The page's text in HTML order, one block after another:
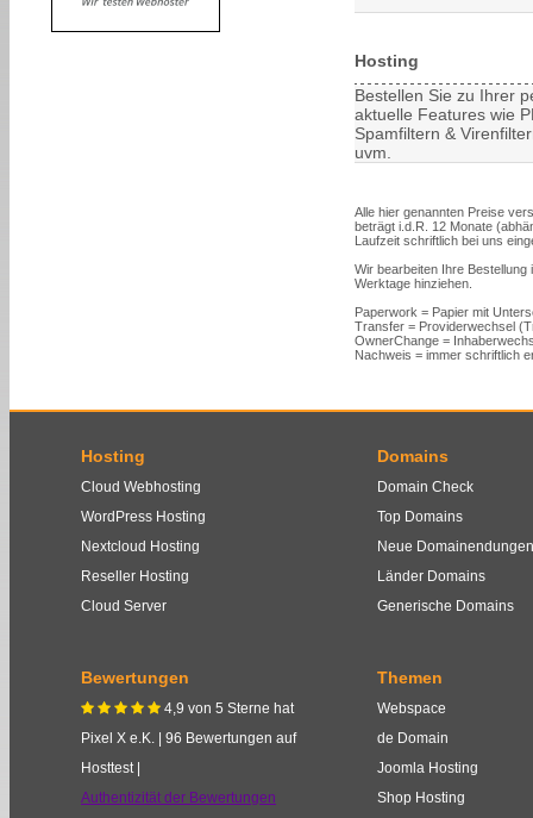
Hosting
Bestellen Sie zu Ihrer
aktuelle Features wie
Spamfiltern &
uvm.
Alle hier genannten Preise
beträgt i.d.R. 12 Monate
Laufzeit schriftlich bei uns
Wir bearbeiten Ihre
Werktage hinziehen.
Paperwork = Papier mit
Transfer = Providerwechsel
OwnerChange =
Nachweis = immer schriftlich
Hosting
Cloud Webhosting
WordPress Hosting
Nextcloud Hosting
Reseller Hosting
Cloud Server
Domains
Domain Check
Top Domains
Neue Domainendungen
Länder Domains
Generische Domains
Bewertungen
     4,9 von 5 Sterne hat
Pixel X e.K.
96 Bewertungen auf
Hosttest |
Authentizität der Bewertungen
Themen
Webspace
de Domain
Joomla Hosting
Shop Hosting